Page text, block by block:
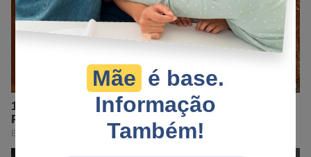
Mãe é base.
Informação
Também!